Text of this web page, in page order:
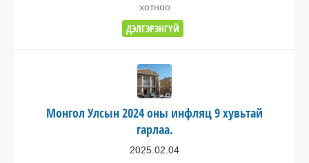
хотноо
ДЭЛГЭРЭНГҮЙ
Монгол Улсын 2024 оны инфляц 9 хувьтай
гарлаа.
2025.02.04